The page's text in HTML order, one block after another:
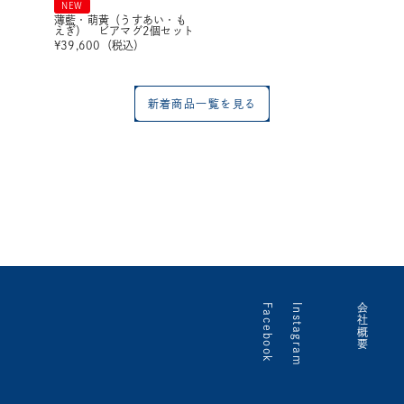
NEW
薄藍・萌黄（うすあい・も
えぎ） ビアマグ2個セット
¥39,600 （税込）
新着商品一覧を見る
会社概要
Instagram
Facebook